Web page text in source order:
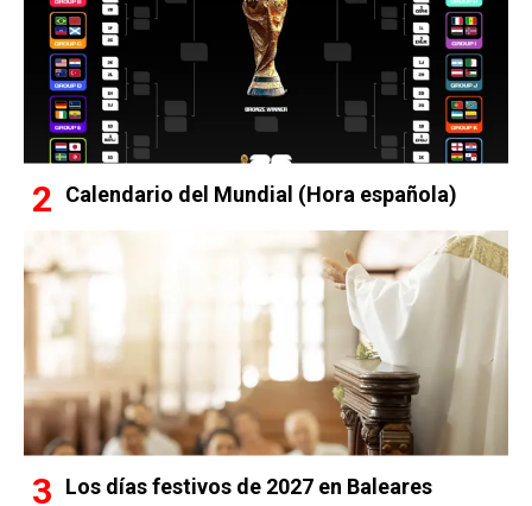
Calendario del Mundial (Hora española)
Los días festivos de 2027 en Baleares